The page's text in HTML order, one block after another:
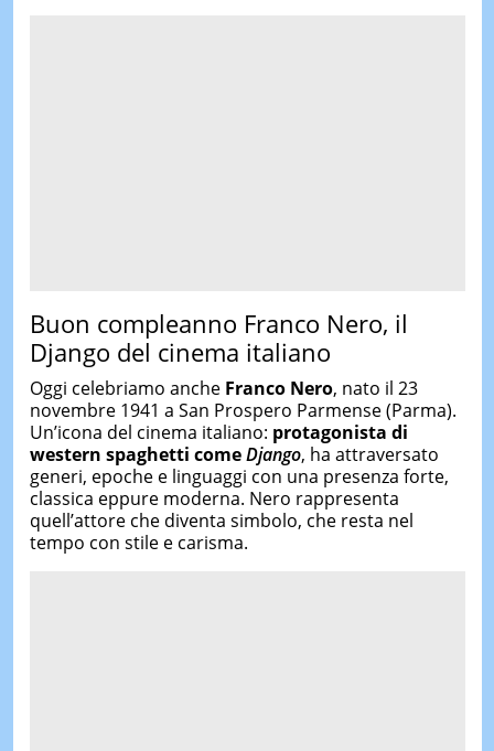
Buon compleanno Franco Nero, il
Django del cinema italiano
Oggi celebriamo anche Franco Nero, nato il 23
novembre 1941 a San Prospero Parmense (Parma).
Un’icona del cinema italiano: protagonista di
western spaghetti comeDjango, ha attraversato
generi, epoche e linguaggi con una presenza forte,
classica eppure moderna. Nero rappresenta
quell’attore che diventa simbolo, che resta nel
tempo con stile e carisma.